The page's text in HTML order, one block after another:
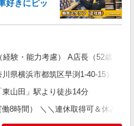
好きにピッ
経験・能力考慮） A店長（52歳）
川県横浜市都筑区早渕1-40-15） ★
山田」駅より徒歩14分
8時間） ＼＼連休取得可＆休みや